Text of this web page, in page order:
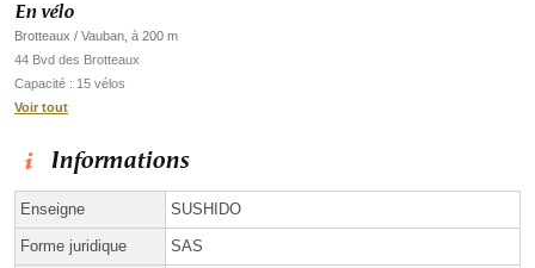
En vélo
Brotteaux / Vauban, à 200 m
44 Bvd des Brotteaux
Capacité : 15 vélos
Voir tout
Informations
Enseigne SUSHIDO
Forme juridique SAS